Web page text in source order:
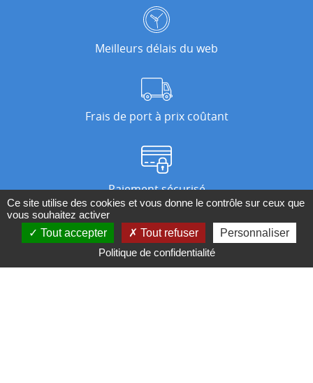
Meilleurs délais du web
Frais de port à prix coûtant
Paiement sécurisé
Nos magasins
Ce site utilise des cookies et vous donne le contrôle sur ceux que
vous souhaitez activer
Tout accepter
Tout refuser
Personnaliser
Politique de confidentialité